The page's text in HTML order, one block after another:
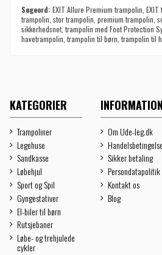
Søgeord: EXIT Allure Premium trampolin,
trampolin, stor trampolin, premium trampolin,
sikkerhedsnet, trampolin med Foot Protection
havetrampolin, trampolin til børn, trampolin til
KATEGORIER
Trampoliner
Legehuse
Sandkasse
Løbehjul
Sport og Spil
Gyngestativer
El-biler til børn
Rutsjebaner
Løbe- og trehjulede
cykler
INFORMATION
Om Ude-leg.dk
Sikker betaling
Persondatapolitik
Kontakt os
Blog